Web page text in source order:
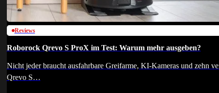
Reviews
Roborock Qrevo S ProX im Test: Warum mehr ausgeben?
Nicht jeder braucht ausfahrbare Greifarme, KI-Kameras und zehn
Qrevo S…